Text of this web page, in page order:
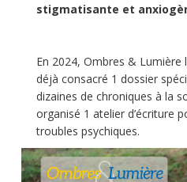
stigmatisante et
En 2024, Ombres &
déjà consacré 1 dossier
dizaines de chroniques à la
organisé 1 atelier d’écriture
troubles psychiques.